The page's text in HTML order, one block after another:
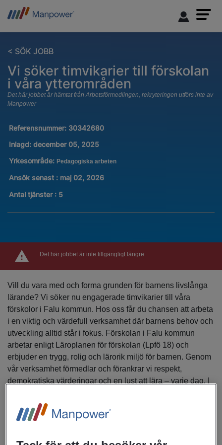
< SÖK JOBB
Vi söker timvikarier till förskolan
i våra ytterområden
Det här jobbet är hämtat från Arbetsförmedlingen, rekryteringen utförs inte av
Manpower
Referensnummer: 30342680
Inlagd: december 05, 2025
Yrkesområde: Pedagogiska arbeten
Ansök senast : maj 02, 2026
Antal tjänster : 5
Det här jobbet är inte tillgängligt längre
Vill du vara med och forma grunden för barnens livslånga
lärande? Vi söker nu engagerade timvikarier till våra
förskolor i Falu kommun. Hos oss får du chansen att arbeta
i en viktig och värdefull verksamhet där barnens behov och
utveckling alltid står i fokus. Förskolan i Falu kommun
arbetar enligt Läroplanen för förskolan (Lpfö 18) och
erbjuder en trygg, rolig och lärorik miljö för barnen. Genom
vår verksamhet förmedlar och förankrar vi respekt,
demokratiska värderingar och en lust att lära – varje dag. I
Enviken, Linghed, Toftbyn, Sundborn, Danholn, Grycksbo,
Bjursås, Sågmyra, Aspeboda och Vika. Viktigt du kan ta
bra. Arbetsuppgifter Som timvikarie arbetar du tillsammans